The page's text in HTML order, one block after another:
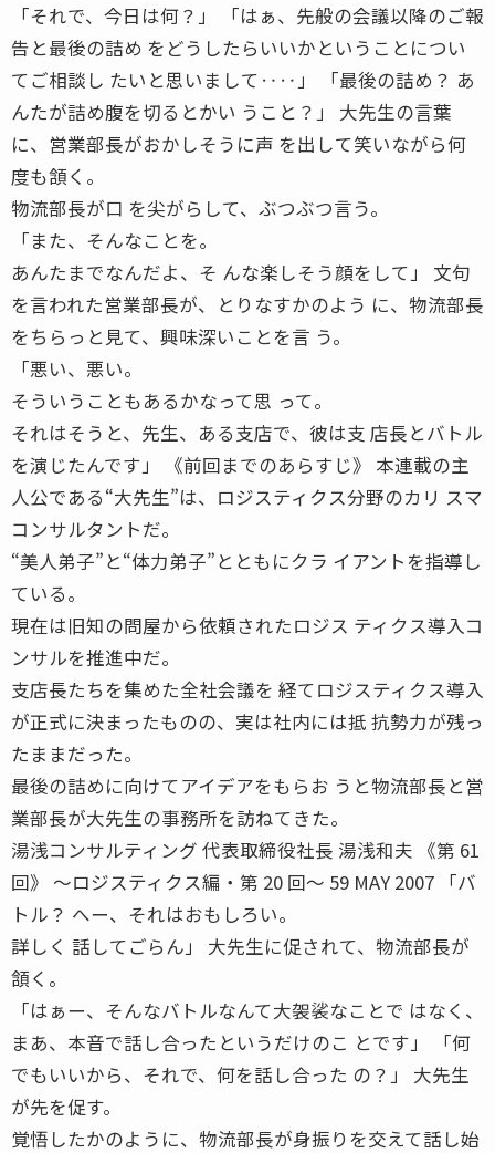
「それで、今日は何？」 「はぁ、先般の会議以降のご報
告と最後の詰め をどうしたらいいかということについ
てご相談し たいと思いまして‥‥」 「最後の詰め？ あ
んたが詰め腹を切るとかい うこと？」 大先生の言葉
に、営業部長がおかしそうに声 を出して笑いながら何
度も頷く。
物流部長が口 を尖がらして、ぶつぶつ言う。
「また、そんなことを。
あんたまでなんだよ、そ んな楽しそう顔をして」 文句
を言われた営業部長が、とりなすかのよう に、物流部長
をちらっと見て、興味深いことを言 う。
「悪い、悪い。
そういうこともあるかなって思 って。
それはそうと、先生、ある支店で、彼は支 店長とバトル
を演じたんです」 《前回までのあらすじ》 本連載の主
人公である“大先生”は、ロジスティクス分野のカリ スマ
コンサルタントだ。
“美人弟子”と“体力弟子”とともにクラ イアントを指導し
ている。
現在は旧知の問屋から依頼されたロジス ティクス導入コ
ンサルを推進中だ。
支店長たちを集めた全社会議を 経てロジスティクス導入
が正式に決まったものの、実は社内には抵 抗勢力が残っ
たままだった。
最後の詰めに向けてアイデアをもらお うと物流部長と営
業部長が大先生の事務所を訪ねてきた。
湯浅コンサルティング 代表取締役社長 湯浅和夫 《第 61
回》 〜ロジスティクス編・第 20 回〜 59 MAY 2007 「バ
トル？ へー、それはおもしろい。
詳しく 話してごらん」 大先生に促されて、物流部長が
頷く。
「はぁー、そんなバトルなんて大袈裟なことで はなく、
まあ、本音で話し合ったというだけのこ とです」 「何
でもいいから、それで、何を話し合った の？」 大先生
が先を促す。
覚悟したかのように、物流部長が身振りを交えて話し始